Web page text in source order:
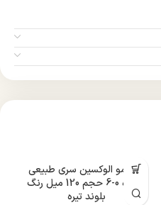
رنگ مو الوکسین سری طبیعی
شماره 0-6 حجم 120 میل رنگ
بلوند تیره